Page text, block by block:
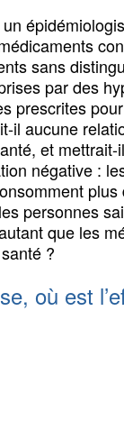
sans
par des
prescrites
il aucune
et mettrait-
négative :
personnes
que les
?
où est